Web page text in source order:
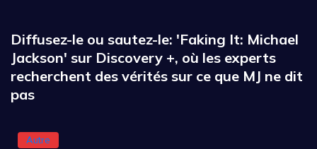
Diffusez-le ou sautez-le: 'Faking It: Michael
Jackson' sur Discovery +, où les experts
recherchent des vérités sur ce que MJ ne dit
pas
Autre